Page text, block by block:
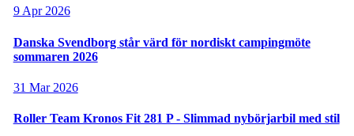
9 Apr 2026
Danska Svendborg står värd för nordiskt campingmöte
sommaren 2026
31 Mar 2026
Roller Team Kronos Fit 281 P - Slimmad nybörjarbil med stil